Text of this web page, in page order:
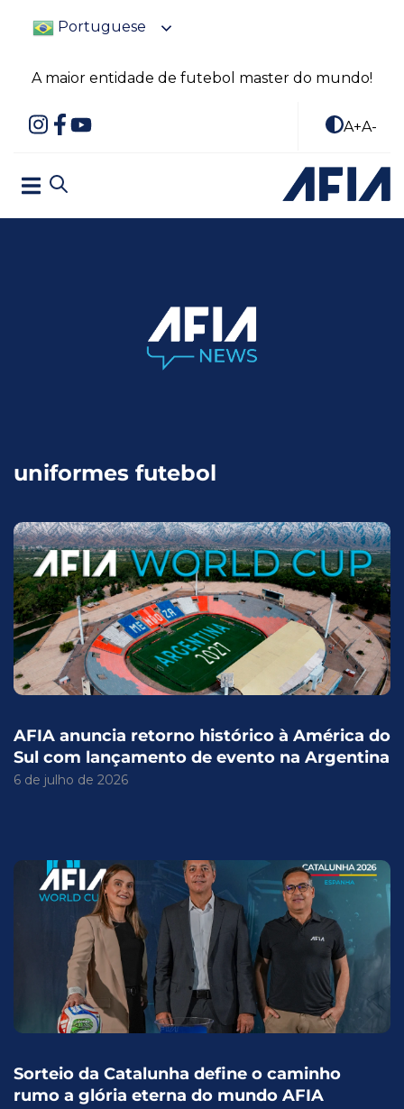
Portuguese
A maior entidade de futebol master do mundo!
A+A-
uniformes futebol
AFIA anuncia retorno histórico à América do
Sul com lançamento de evento na Argentina
6 de julho de 2026
Sorteio da Catalunha define o caminho
rumo a glória eterna do mundo AFIA